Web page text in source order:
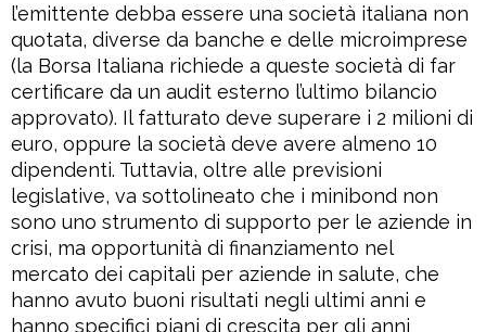
l’emittente debba essere una società italiana non
quotata, diverse da banche e delle microimprese
(la Borsa Italiana richiede a queste società di far
certificare da un audit esterno l’ultimo bilancio
approvato). Il fatturato deve superare i 2 milioni di
euro, oppure la società deve avere almeno 10
dipendenti. Tuttavia, oltre alle previsioni
legislative, va sottolineato che i minibond non
sono uno strumento di supporto per le aziende in
crisi, ma opportunità di finanziamento nel
mercato dei capitali per aziende in salute, che
hanno avuto buoni risultati negli ultimi anni e
hanno specifici piani di crescita per gli anni